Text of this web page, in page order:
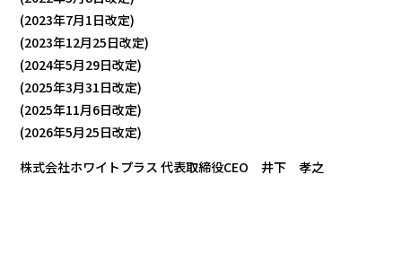
(2023年7月1日改定)
(2023年12月25日改定)
(2024年5月29日改定)
(2025年3月31日改定)
(2025年11月6日改定)
(2026年5月25日改定)
株式会社ホワイトプラス 代表取締役CEO 井下 孝之